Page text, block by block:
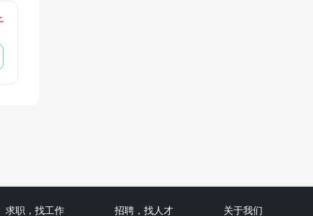
求职，找工作 招聘，找人才 关于我们